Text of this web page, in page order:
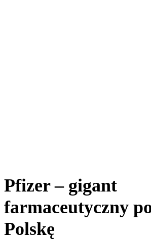
Pfizer – gigant
farmaceutyczny
Polskę